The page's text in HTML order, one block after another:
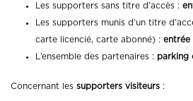
Les supporters sans titre d’accès :
Les supporters munis d’un titre
carte licencié, carte abonné) : entrée
L’ensemble des partenaires : parking
Concernant les supporters visiteurs :